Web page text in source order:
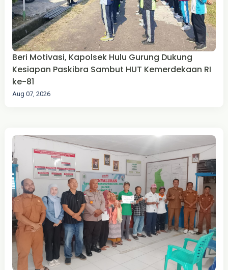
Beri Motivasi, Kapolsek Hulu Gurung Dukung
Kesiapan Paskibra Sambut HUT Kemerdekaan RI
ke-81
Aug 07, 2026